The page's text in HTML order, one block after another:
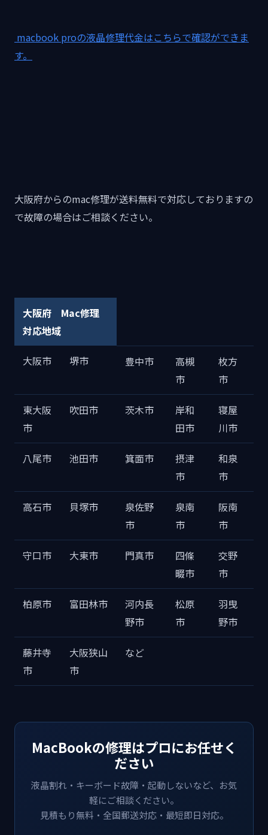
macbook proの液晶修理代金はこちらで確認ができま
す。
大阪府からのmac修理が送料無料で対応しておりますの
で故障の場合はご相談ください。
大阪府 Mac修理
対応地域
大阪市 堺市 豊中市
高槻
市
枚方
市
東大阪
市
吹田市 茨木市
岸和
田市
寝屋
川市
八尾市 池田市 箕面市
摂津
市
和泉
市
高石市 貝塚市
泉佐野
市
泉南
市
阪南
市
守口市 大東市 門真市
四條
畷市
交野
市
柏原市 富田林市
河内長
野市
松原
市
羽曳
野市
藤井寺
市
大阪狭山
市
など
MacBookの修理はプロにお任せく
ださい
液晶割れ・キーボード故障・起動しないなど、お気
軽にご相談ください。
見積もり無料・全国郵送対応・最短即日対応。